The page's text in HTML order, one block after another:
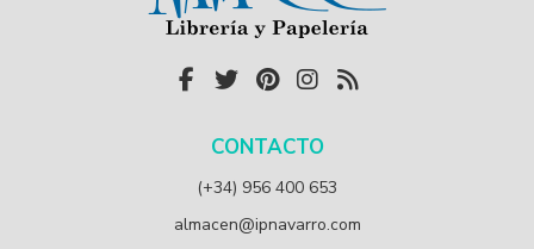
CONTACTO
(+34) 956 400 653
almacen@ipnavarro.com